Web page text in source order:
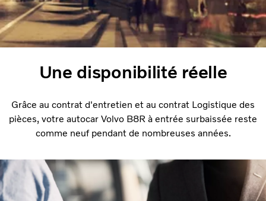
Une disponibilité réelle
Grâce au contrat d'entretien et au contrat Logistique des
pièces, votre autocar Volvo B8R à entrée surbaissée reste
comme neuf pendant de nombreuses années.